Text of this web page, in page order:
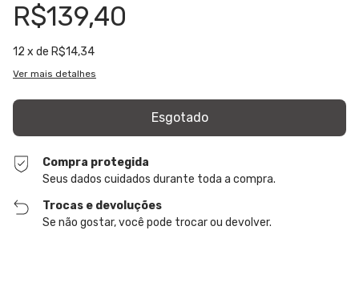
R$139,40
12 x de R$14,34
Ver mais detalhes
Compra protegida
Seus dados cuidados durante toda a compra.
Trocas e devoluções
Se não gostar, você pode trocar ou devolver.